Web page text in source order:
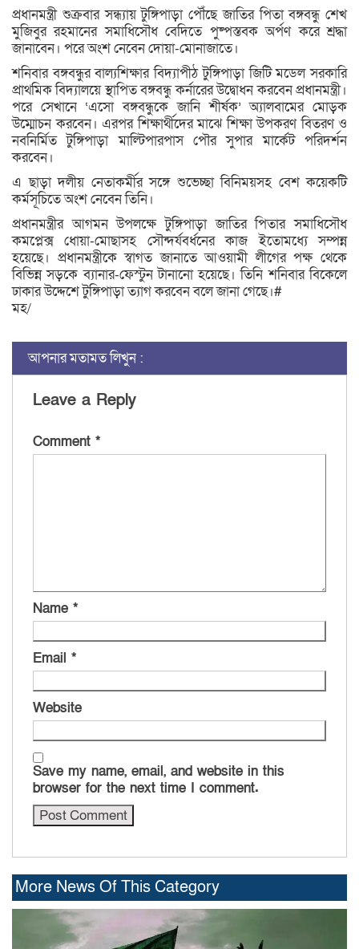
প্রধানমন্ত্রী শুক্রবার সন্ধ্যায় টুঙ্গিপাড়া পৌঁছে জাতির পিতা বঙ্গবন্ধু শেখ
মুজিবুর রহমানের সমাধিসৌধ বেদিতে পুষ্পস্তবক অর্পণ করে শ্রদ্ধা
জানাবেন। পরে অংশ নেবেন দোয়া-মোনাজাতে।
শনিবার বঙ্গবন্ধুর বাল্যশিক্ষার বিদ্যাপীঠ টুঙ্গিপাড়া জিটি মডেল সরকারি
প্রাথমিক বিদ্যালয়ে স্থাপিত বঙ্গবন্ধু কর্নারের উদ্বোধন করবেন প্রধানমন্ত্রী।
পরে সেখানে ‘এসো বঙ্গবন্ধুকে জানি শীর্ষক’ অ্যালবামের মোড়ক
উম্মোচন করবেন। এরপর শিক্ষার্থীদের মাঝে শিক্ষা উপকরণ বিতরণ ও
নবনির্মিত টুঙ্গিপাড়া মাল্টিপারপাস পৌর সুপার মার্কেট পরিদর্শন
করবেন।
এ ছাড়া দলীয় নেতাকর্মীর সঙ্গে শুভেচ্ছা বিনিময়সহ বেশ কয়েকটি
কর্মসূচিতে অংশ নেবেন তিনি।
প্রধানমন্ত্রীর আগমন উপলক্ষে টুঙ্গিপাড়া জাতির পিতার সমাধিসৌধ
কমপ্লেক্স ধোয়া-মোছাসহ সৌন্দর্যবর্ধনের কাজ ইতোমধ্যে সম্পন্ন
হয়েছে। প্রধানমন্ত্রীকে স্বাগত জানাতে আওয়ামী লীগের পক্ষ থেকে
বিভিন্ন সড়কে ব্যানার-ফেস্টুন টানানো হয়েছে। তিনি শনিবার বিকেলে
ঢাকার উদ্দেশে টুঙ্গিপাড়া ত্যাগ করবেন বলে জানা গেছে।#
মহ/
আপনার মতামত লিখুন :
Leave a Reply
Comment *
Name *
Email *
Website
Save my name, email, and website in this
browser for the next time I comment.
More News Of This Category